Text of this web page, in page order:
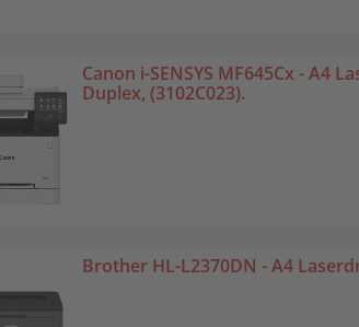
Canon i-SENSYS MF645Cx - A4
Duplex, (3102C023).
Brother HL-L2370DN - A4